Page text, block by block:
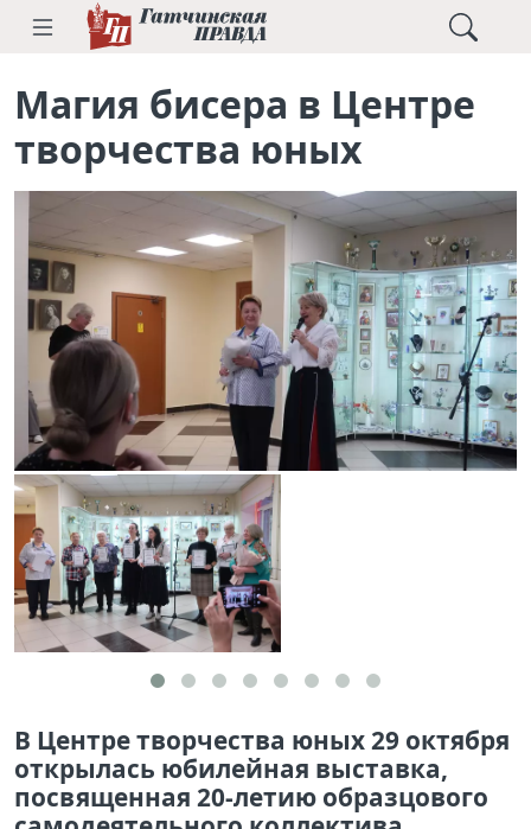
Магия бисера в Центре
творчества юных
В Центре творчества юных 29 октября
открылась юбилейная выставка,
посвященная 20-летию образцового